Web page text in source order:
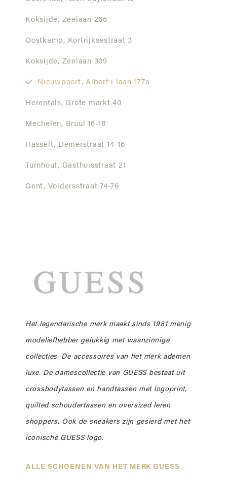
Koksijde, Zeelaan 266
Oostkamp, Kortrijksestraat 3
Koksijde, Zeelaan 309
Nieuwpoort, Albert i laan 177a
Herentals, Grote markt 40
Mechelen, Bruul 16-18
Hasselt, Demerstraat 14-16
Turnhout, Gasthuisstraat 21
Gent, Voldersstraat 74-76
Het legendarische merk maakt sinds 1981 menig
modeliefhebber gelukkig met waanzinnige
collecties. De accessoires van het merk ademen
luxe. De damescollectie van GUESSbestaat uit
crossbodytassen en handtassen met logoprint,
quilted schoudertassen en oversized leren
shoppers. Ook de sneakers zijn gesierd met het
iconische GUESS logo.
ALLE SCHOENEN VAN HET MERK GUESS